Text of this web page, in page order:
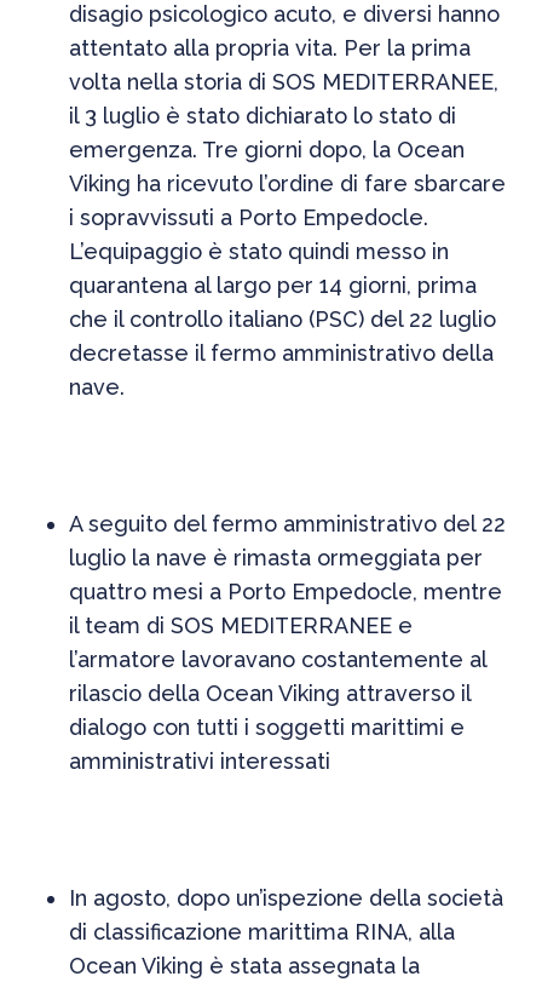
disagio psicologico acuto, e diversi hanno
attentato alla propria vita. Per la prima
volta nella storia di SOS MEDITERRANEE,
il 3 luglio è stato dichiarato lo stato di
emergenza. Tre giorni dopo, la Ocean
Viking ha ricevuto l’ordine di fare sbarcare
i sopravvissuti a Porto Empedocle.
L’equipaggio è stato quindi messo in
quarantena al largo per 14 giorni, prima
che il controllo italiano (PSC) del 22 luglio
decretasse il fermo amministrativo della
nave.
A seguito del fermo amministrativo del 22
luglio la nave è rimasta ormeggiata per
quattro mesi a Porto Empedocle, mentre
il team di SOS MEDITERRANEE e
l’armatore lavoravano costantemente al
rilascio della Ocean Viking attraverso il
dialogo con tutti i soggetti marittimi e
amministrativi interessati
In agosto, dopo un’ispezione della società
di classificazione marittima RINA, alla
Ocean Viking è stata assegnata la